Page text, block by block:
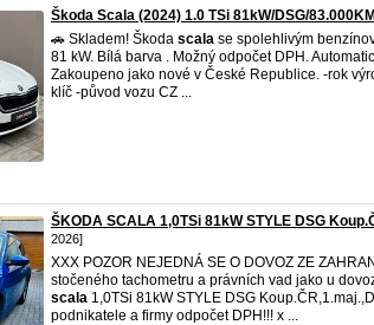
Škoda Scala (2024) 1.0 TSi 81kW/DSG/
🚗 Skladem! Škoda scala se spolehlivým
81 kW. Bílá barva . Možný odpočet DPH.
Zakoupeno jako nové v České Republice. -rok
klíč -původ vozu CZ ...
ŠKODA SCALA 1,0TSi 81kW STYLE DSG
2026]
XXX POZOR NEJEDNÁ SE O DOVOZ ZE
stočeného tachometru a právních vad jako u
scala 1,0TSi 81kW STYLE DSG
podnikatele a firmy odpočet DPH!!! x ...